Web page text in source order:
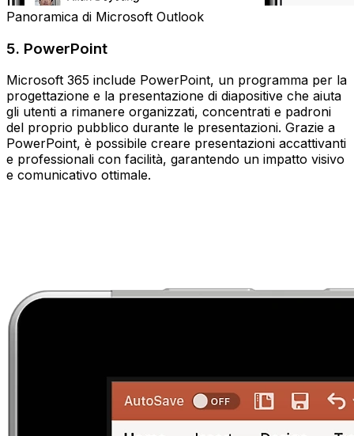
Panoramica di Microsoft Outlook
5. PowerPoint
Microsoft 365 include PowerPoint, un programma per la
progettazione e la presentazione di diapositive che aiuta
gli utenti a rimanere organizzati, concentrati e padroni
del proprio pubblico durante le presentazioni. Grazie a
PowerPoint, è possibile creare presentazioni accattivanti
e professionali con facilità, garantendo un impatto visivo
e comunicativo ottimale.